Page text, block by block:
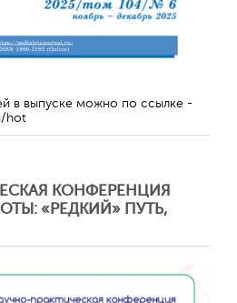
в выпуске можно по ссылке -
hot
КОНФЕРЕНЦИЯ
«РЕДКИЙ» ПУТЬ,